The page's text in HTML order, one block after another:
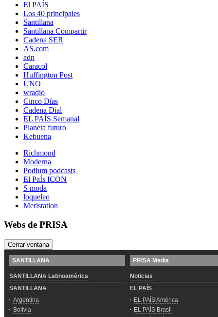
El PAÍS
Los 40 principales
Santillana
Santillana Compartir
Cadena SER
AS.com
adn
Caracol
Huffington Post
UNO
wradio
Cinco Días
Cadena Dial
EL PAÍS Semanal
Planeta futuro
Kebuena
Richmond
Moderna
Podium podcasts
El PaÍs ICON
S moda
loqueleo
Meristation
Webs de PRISA
Cerrar ventana